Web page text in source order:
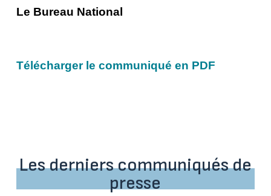
Le Bureau National
Télécharger le communiqué en PDF
Les derniers communiqués de
presse